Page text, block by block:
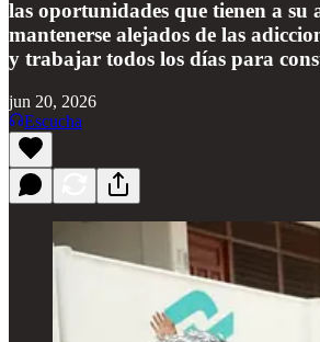
las oportunidades que tienen a su
mantenerse alejados de las
y trabajar todos los días para
jun 20, 2026
Escucha